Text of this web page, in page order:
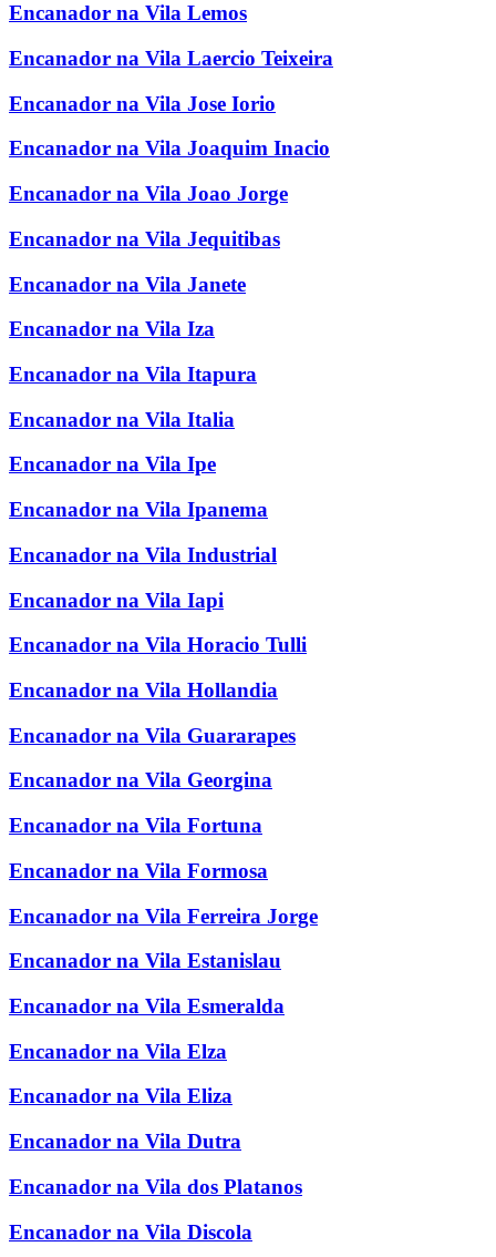
Encanador na Vila Lemos
Encanador na Vila Laercio Teixeira
Encanador na Vila Jose Iorio
Encanador na Vila Joaquim Inacio
Encanador na Vila Joao Jorge
Encanador na Vila Jequitibas
Encanador na Vila Janete
Encanador na Vila Iza
Encanador na Vila Itapura
Encanador na Vila Italia
Encanador na Vila Ipe
Encanador na Vila Ipanema
Encanador na Vila Industrial
Encanador na Vila Iapi
Encanador na Vila Horacio Tulli
Encanador na Vila Hollandia
Encanador na Vila Guararapes
Encanador na Vila Georgina
Encanador na Vila Fortuna
Encanador na Vila Formosa
Encanador na Vila Ferreira Jorge
Encanador na Vila Estanislau
Encanador na Vila Esmeralda
Encanador na Vila Elza
Encanador na Vila Eliza
Encanador na Vila Dutra
Encanador na Vila dos Platanos
Encanador na Vila Discola